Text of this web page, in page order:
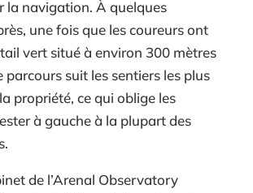
la navigation. À quelques
une fois que les coureurs ont
vert situé à environ 300 mètres
parcours suit les sentiers les plus
propriété, ce qui oblige les
à gauche à la plupart des
de l’Arenal Observatory